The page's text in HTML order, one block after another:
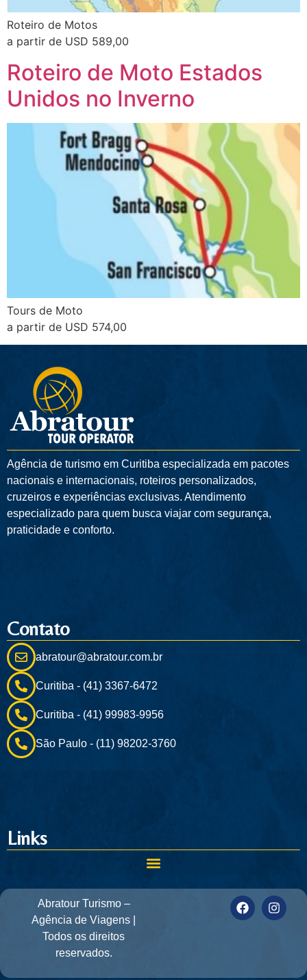
Roteiro de Motos
a partir de USD 589,00
Roteiro de Moto Estados
Unidos no Inverno
Tours de Moto
a partir de USD 574,00
Agência de turismo em Curitiba especializada em pacotes
nacionais e internacionais, roteiros personalizados,
cruzeiros e experiências exclusivas. Atendimento
especializado para quem busca viajar com segurança,
praticidade e conforto.
Contato
abratour@abratour.com.br
Curitiba - (41) 3367-6472
Curitiba - (41) 99983-9956
São Paulo - (11) 98202-3760
Links
Abratour Turismo –
Agência de Viagens |
Todos os direitos
reservados.